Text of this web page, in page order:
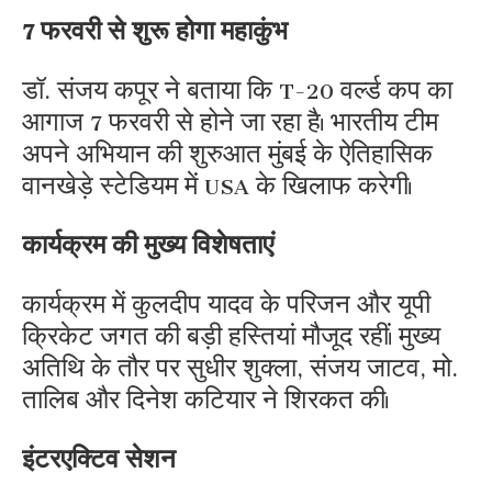
7 फरवरी से शुरू होगा महाकुंभ
डॉ. संजय कपूर ने बताया कि T-20 वर्ल्ड कप का
आगाज 7 फरवरी से होने जा रहा है। भारतीय टीम
अपने अभियान की शुरुआत मुंबई के ऐतिहासिक
वानखेड़े स्टेडियम में USA के खिलाफ करेगी।
कार्यक्रम की मुख्य विशेषताएं
कार्यक्रम में कुलदीप यादव के परिजन और यूपी
क्रिकेट जगत की बड़ी हस्तियां मौजूद रहीं। मुख्य
अतिथि के तौर पर सुधीर शुक्ला, संजय जाटव, मो.
तालिब और दिनेश कटियार ने शिरकत की।
इंटरएक्टिव सेशन